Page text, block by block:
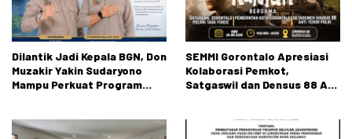
Dilantik Jadi Kepala BGN, Don
Muzakir Yakin Sudaryono
Mampu Perkuat Program
SEMMI Gorontalo Apresiasi
Kolaborasi Pemkot,
Satgaswil dan Densus 88 AT